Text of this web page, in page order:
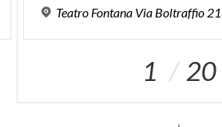
Teatro Fontana Via Boltraffio 21
1 20